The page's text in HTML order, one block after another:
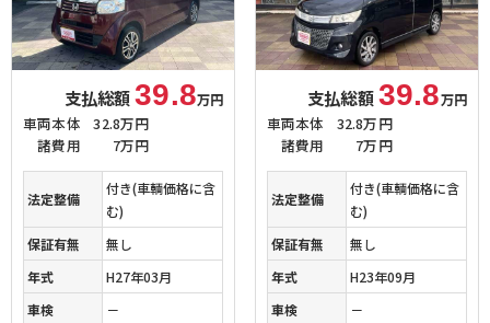
支払総額39.8万円
車両本体
32.8万円
諸費用
7万円
法定整備
付き(車輌価格に含
む)
保証有無
無し
年式
H27年03月
車検
－
支払総額39.8万円
車両本体
32.8万円
諸費用
7万円
法定整備
付き(車輌価格に含
む)
保証有無
無し
年式
H23年09月
車検
－